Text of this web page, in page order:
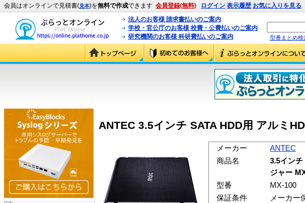
会員はオンラインで見積書(見本)を無料で作成できます 会員登録(無料) ログイン 表示履歴 お気に入りを見る
法人のお客様 請求書払いのご案内
学校・官公庁のお客様 校費・公費払いのご案内
研究機関のお客様 科研費払いのご案内
型番まとめ検
ANTEC 3.5インチ SATA HDD用 アルミ
メーカー
ANTEC
商品名
3.5イン
ジャー
型番
MX-100
保証条件
メーカー